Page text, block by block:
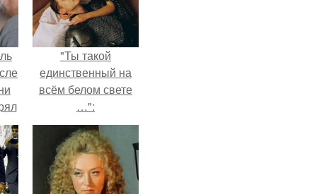
с
"Ты такой
единственный на
всём белом свете
…":